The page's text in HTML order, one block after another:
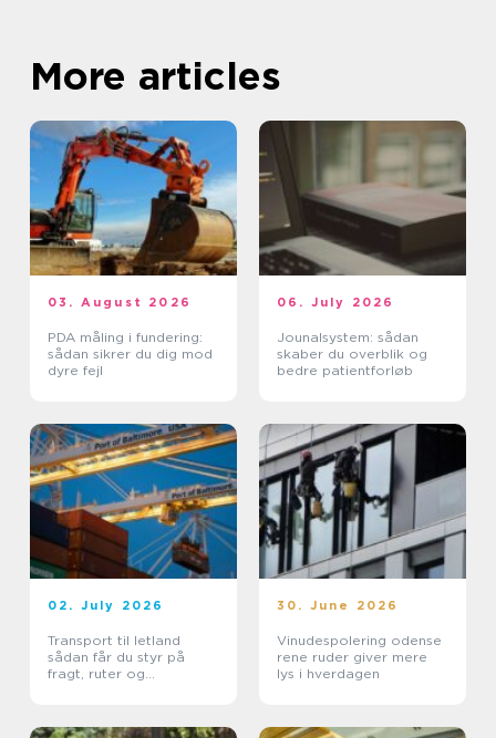
More articles
03. August 2026
PDA måling i fundering:
sådan sikrer du dig mod
dyre fejl
06. July 2026
Jounalsystem: sådan
skaber du overblik og
bedre patientforløb
02. July 2026
Transport til letland
sådan får du styr på
fragt, ruter og
30. June 2026
Vinudespolering odense
rene ruder giver mere
lys i hverdagen